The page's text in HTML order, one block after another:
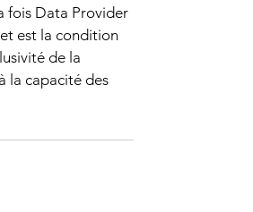
fois Data Provider
est la condition
de la
la capacité des